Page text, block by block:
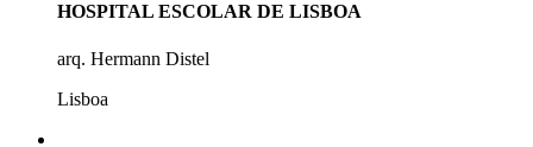
HOSPITAL ESCOLAR DE LISBOA
arq. Hermann Distel
Lisboa